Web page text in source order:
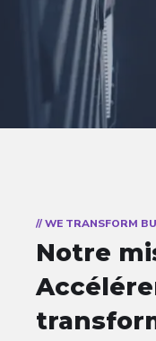
// WE TRANSFORM
Notre